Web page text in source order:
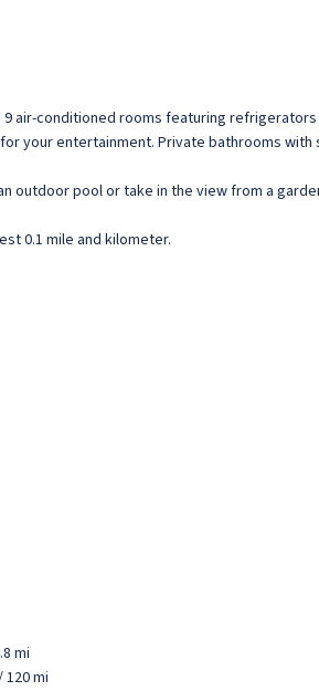
air-conditioned rooms featuring
your entertainment. Private bathrooms
outdoor pool or take in the view from a
0.1 mile and kilometer.
mi
120 mi